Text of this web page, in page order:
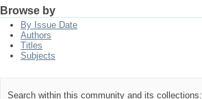
Browse by
By Issue Date
Authors
Titles
Subjects
Search within this community and its collections: